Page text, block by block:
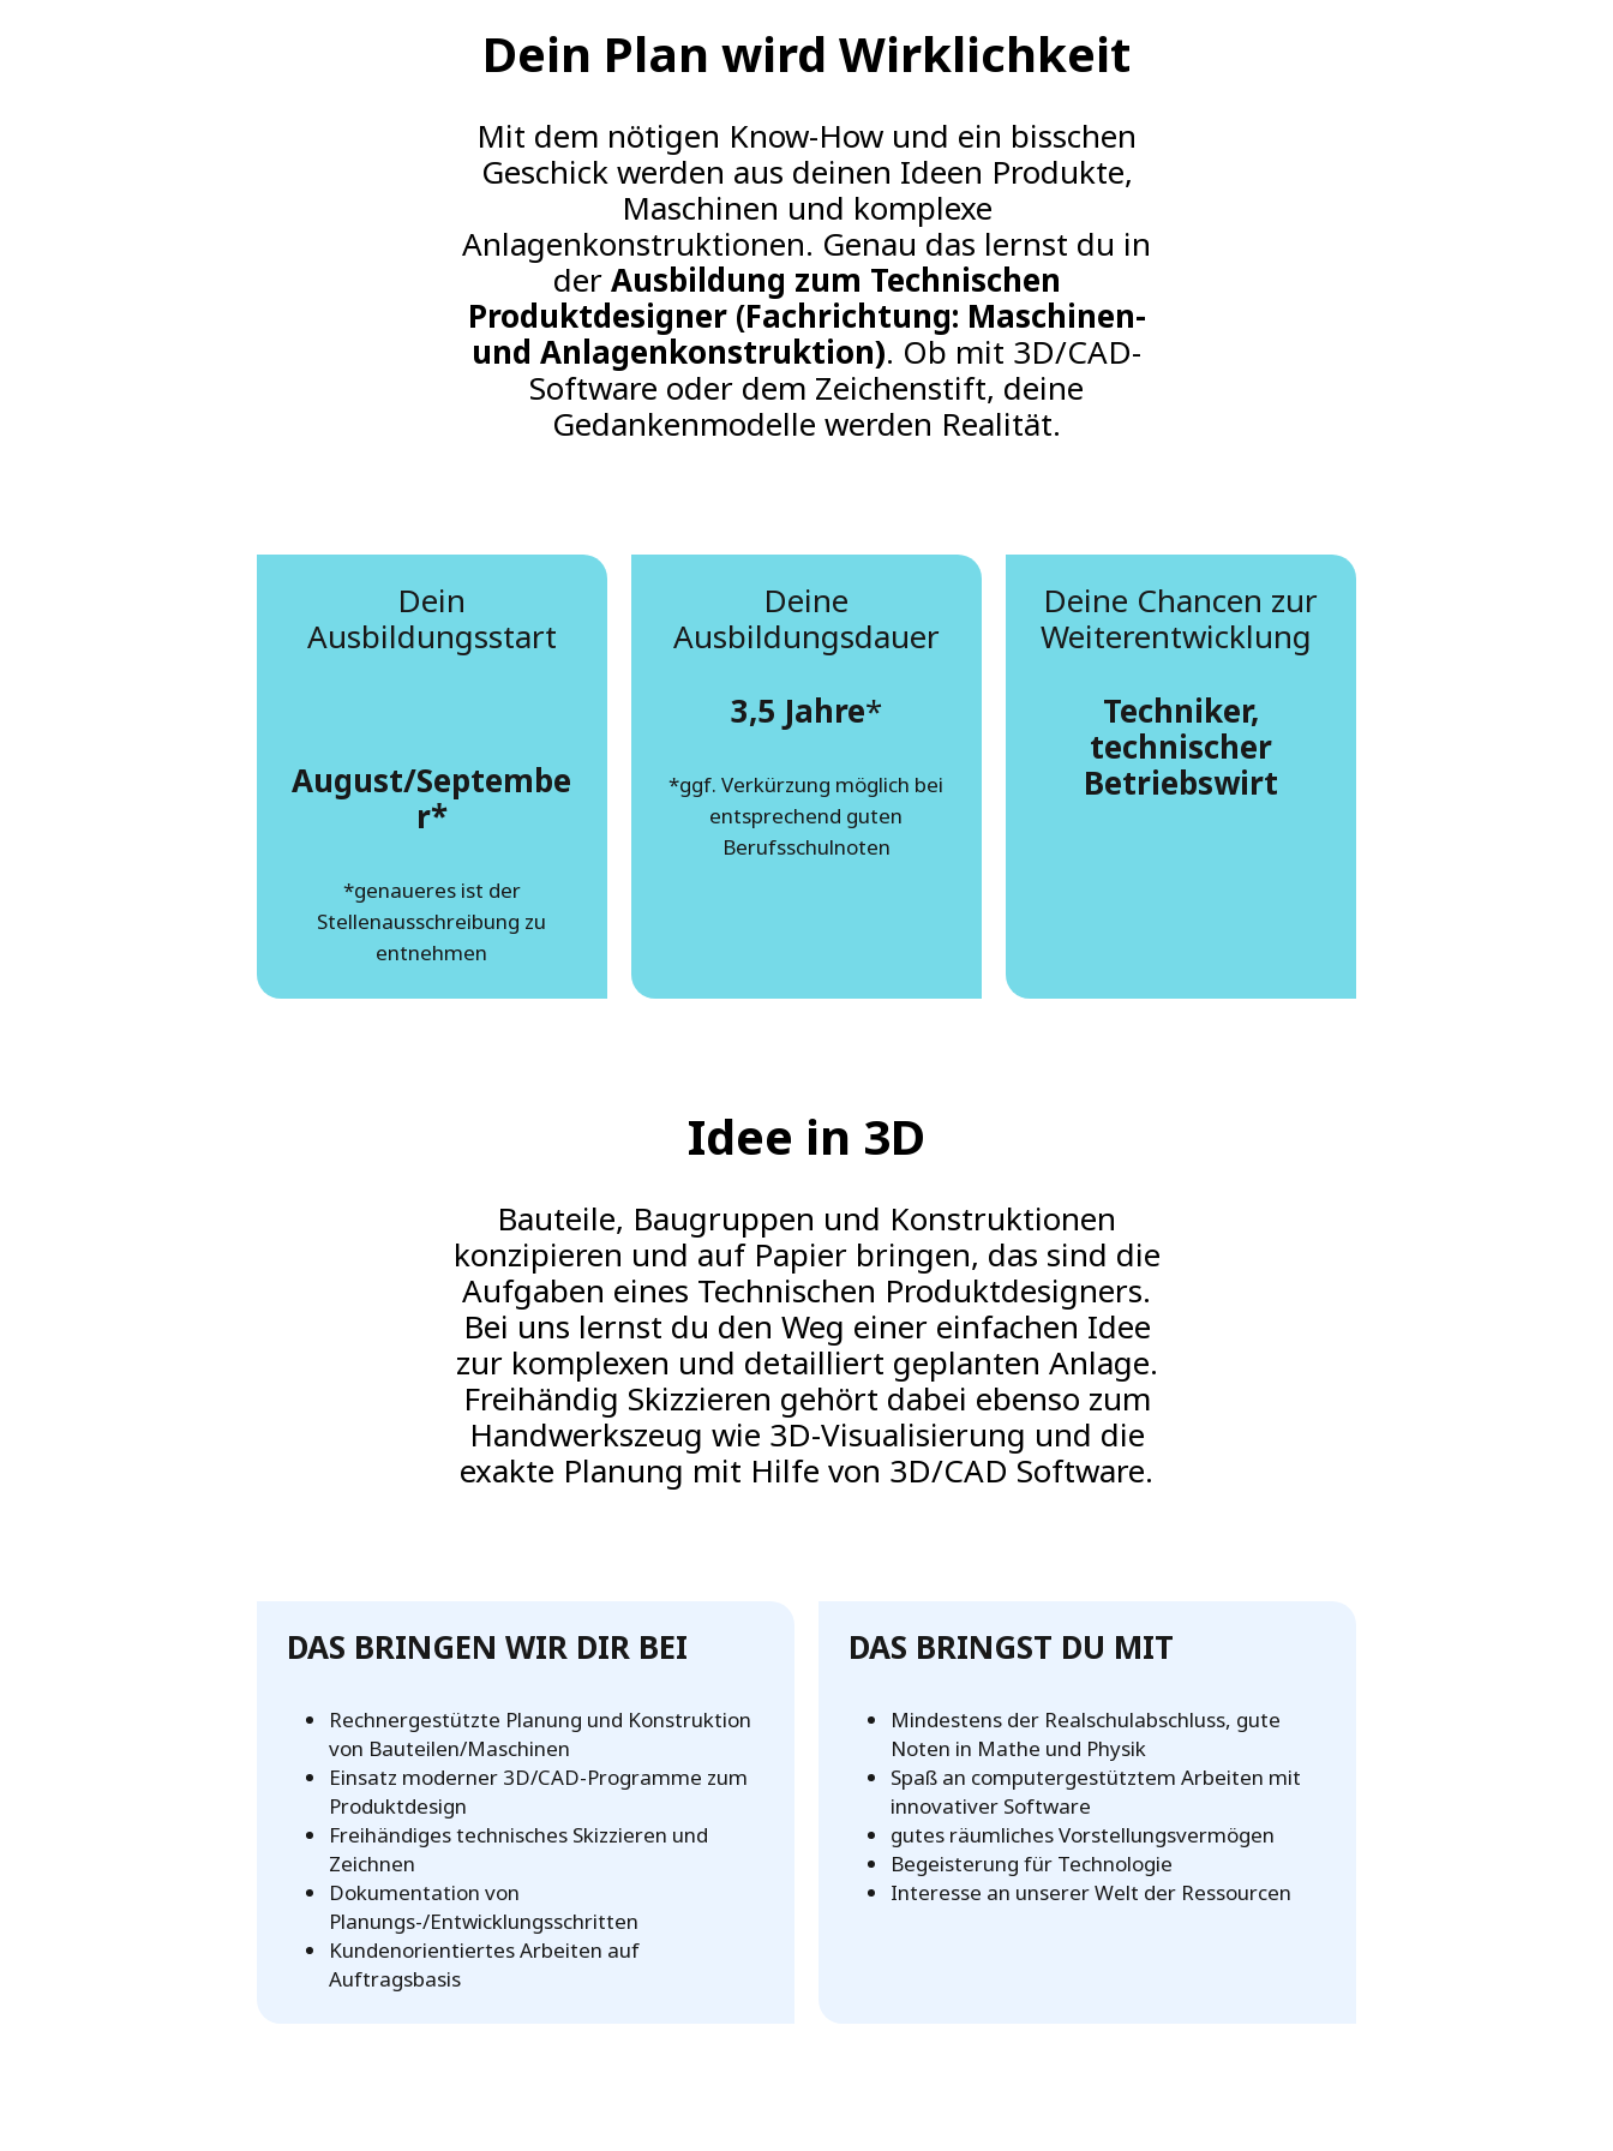
Dein Plan wird Wirklichkeit
Mit dem nötigen Know-How und ein bisschen
Geschick werden aus deinen Ideen Produkte,
Maschinen und komplexe
Anlagenkonstruktionen. Genau das lernst du in
derAusbildung zum Technischen
Produktdesigner (Fachrichtung: Maschinen-
und Anlagenkonstruktion). Ob mit 3D/CAD-
Software oder dem Zeichenstift, deine
Gedankenmodelle werden Realität.
Dein
Ausbildungsstart
August/Septembe
r*
*genaueres ist der
Stellenausschreibung zu
entnehmen
Deine
Ausbildungsdauer
3,5 Jahre*
*ggf. Verkürzung möglich bei
entsprechend guten
Berufsschulnoten
Deine Chancen zur
Weiterentwicklung
Techniker,
technischer
Betriebswirt
Idee in 3D
Bauteile, Baugruppen und Konstruktionen
konzipieren und auf Papier bringen, das sind die
Aufgaben eines Technischen Produktdesigners.
Bei uns lernst du den Weg einer einfachen Idee
zur komplexen und detailliert geplanten Anlage.
Freihändig Skizzieren gehört dabei ebenso zum
Handwerkszeug wie 3D-Visualisierung und die
exakte Planung mit Hilfe von 3D/CAD Software.
DAS BRINGEN WIR DIR BEI
Rechnergestützte Planung und Konstruktion
von Bauteilen/Maschinen
Einsatz moderner 3D/CAD-Programme zum
Produktdesign
Freihändiges technisches Skizzieren und
Zeichnen
Dokumentation von
Planungs-/Entwicklungsschritten
Kundenorientiertes Arbeiten auf
Auftragsbasis
DAS BRINGST DU MIT
Mindestens der Realschulabschluss, gute
Noten in Mathe und Physik
Spaß an computergestütztem Arbeiten mit
innovativer Software
gutes räumliches Vorstellungsvermögen
Begeisterung für Technologie
Interesse an unserer Welt der Ressourcen